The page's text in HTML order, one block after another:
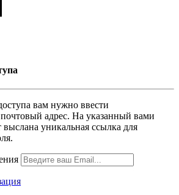
вам нужно ввести
адрес. На указанный вами
выслана уникальная ссылка для